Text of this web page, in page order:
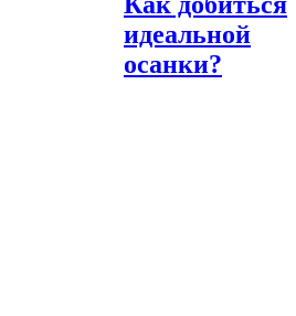
идеальной
осанки?